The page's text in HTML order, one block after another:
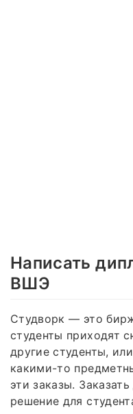
Написать
ВШЭ
Студворк — это
студенты приходят
другие студенты,
какими-то
эти заказы.
решение для